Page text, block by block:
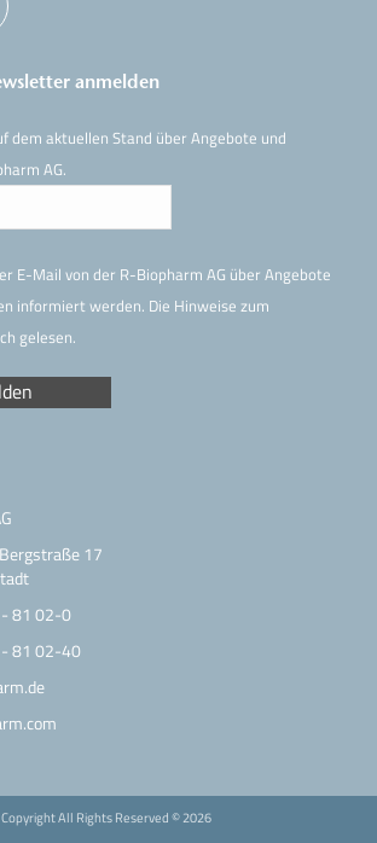
anmelden
dem aktuellen Stand über Angebote und
AG.
E-Mail von der R-Biopharm AG über Angebote
informiert werden. Die Hinweisezum
gelesen.
17
81 02-0
81 02-40
Copyright All Rights Reserved ©2026